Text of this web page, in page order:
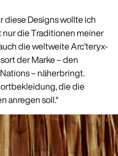
diese Designs wollte ich
nur die Traditionen meiner
die weltweite Arc’teryx-
der Marke – den
– näherbringt.
die die
anregen soll.“